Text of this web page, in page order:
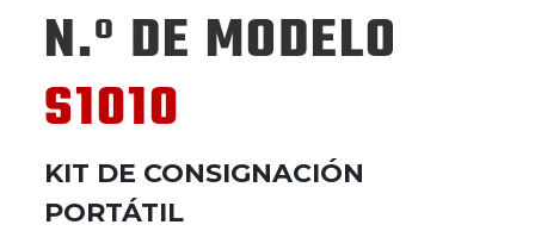
N.º DE MODELO
S1010
KIT DE CONSIGNACIÓN
PORTÁTIL